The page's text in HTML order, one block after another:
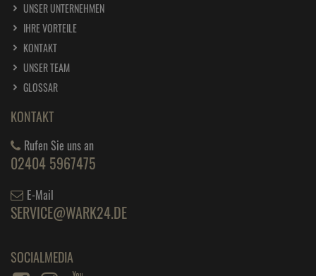
UNSER UNTERNEHMEN
IHRE VORTEILE
KONTAKT
UNSER TEAM
GLOSSAR
KONTAKT
Rufen Sie uns an
02404 5967475
E-Mail
SERVICE@WARK24.DE
SOCIALMEDIA